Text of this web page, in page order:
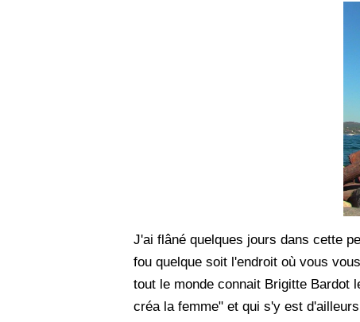
J'ai flâné quelques jours dans cette
fou quelque soit l'endroit où vous
tout le monde connait Brigitte Bardot
créa la femme" et qui s'y est